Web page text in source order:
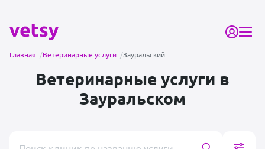
Главная /Ветеринарные услуги /Зауральский
Ветеринарные услуги в
Зауральском